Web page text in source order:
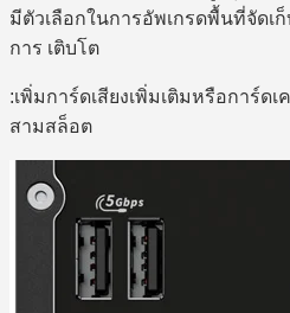
มีตัวเลือกในการอัพเกรดพื้นที่จัด
การ เติบโต
:เพิ่มการ์ดเสียงเพิ่มเติมหรือการ์ด
สามสล็อต